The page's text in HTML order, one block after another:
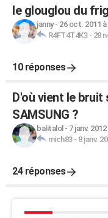
le glouglou du
janny- 26 oct. 2011 à
R4FT4T4K3- 28
10 réponses
D'où vient le
SAMSUNG ?
balitalol - 7 janv.
mich83- 8 janv.
24 réponses